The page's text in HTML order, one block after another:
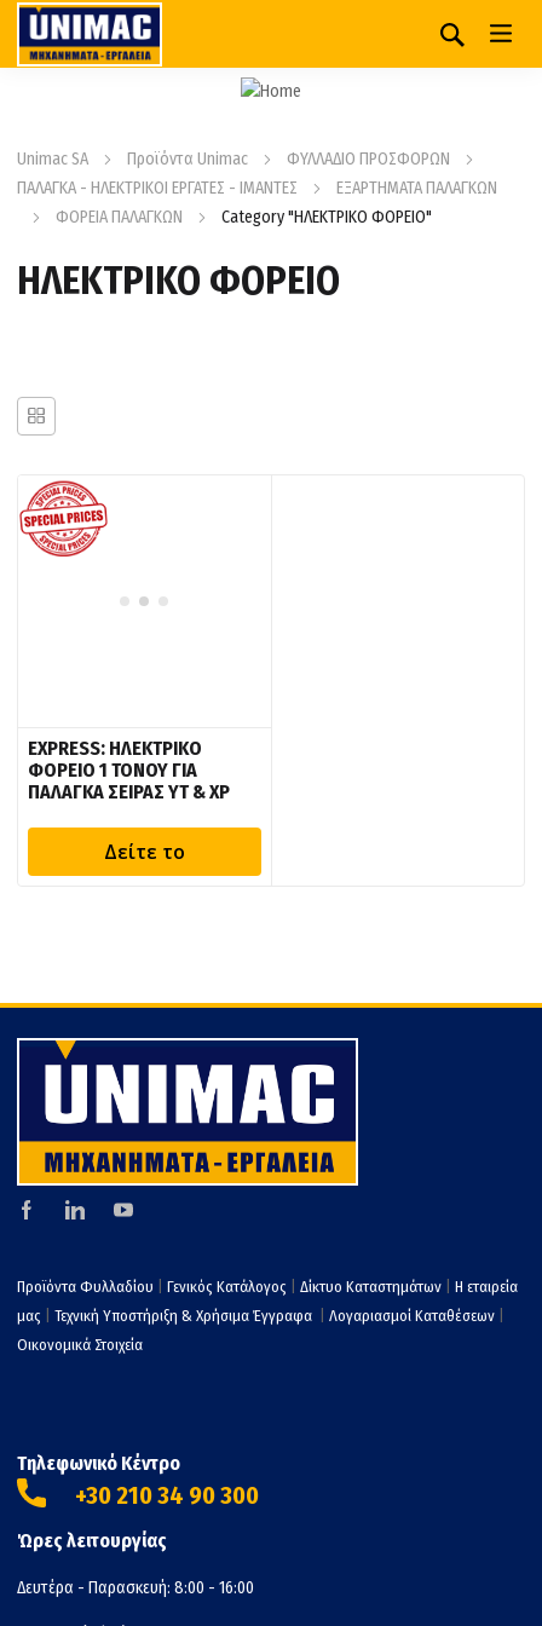
Unimac SA Προϊόντα Unimac
ΦΥΛΛΑΔΙΟ ΠΡΟΣΦΟΡΩΝ
ΠΑΛΑΓΚΑ - ΗΛΕΚΤΡΙΚΟΙ ΕΡΓΑΤΕΣ - ΙΜΑΝΤΕΣ
ΕΞΑΡΤΗΜΑΤΑ ΠΑΛΑΓΚΩΝ
ΦΟΡΕΙΑ ΠΑΛΑΓΚΩΝ
Category "ΗΛΕΚΤΡΙΚΟ ΦΟΡΕΙΟ"
ΗΛΕΚΤΡΙΚΟ ΦΟΡΕΙΟ
EXPRESS: ΗΛΕΚΤΡΙΚΟ
ΦΟΡΕΙΟ 1 ΤΟΝΟΥ ΓΙΑ
ΠΑΛΑΓΚΑ ΣΕΙΡΑΣ YT & XP
Δείτε το
Προϊόντα Φυλλαδίου Γενικός Κατάλογος Δίκτυο Καταστημάτων
Η εταιρεία
μας
Τεχνική Υποστήριξη & Χρήσιμα Έγγραφα Λογαριασμοί Καταθέσεων
Οικονομικά Στοιχεία
Τηλεφωνικό Κέντρο
+30 210 34 90 300
Ώρες λειτουργίας
Δευτέρα - Παρασκευή: 8:00 - 16:00